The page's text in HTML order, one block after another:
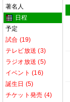
著名人
日程
予定
試合 (19)
テレビ放送 (3)
ラジオ放送 (5)
イベント (16)
誕生日 (5)
チケット発売 (4)